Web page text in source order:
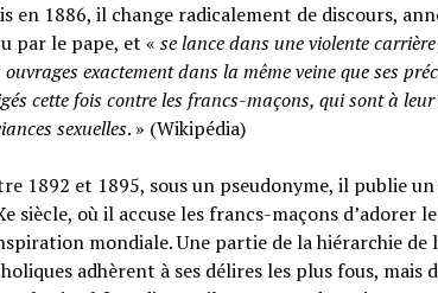
en 1886, il change radicalement de discours,
par le pape, et « se lance dans une violente
ouvrages exactement dans la même veine que ses
cette fois contre les francs-maçons, qui sont à
sexuelles. » (Wikipédia)
1892 et 1895, sous un pseudonyme, il publie
siècle, où il accuse les francs-maçons d’adorer
mondiale. Une partie de la hiérarchie de
adhèrent à ses délires les plus fous, mais